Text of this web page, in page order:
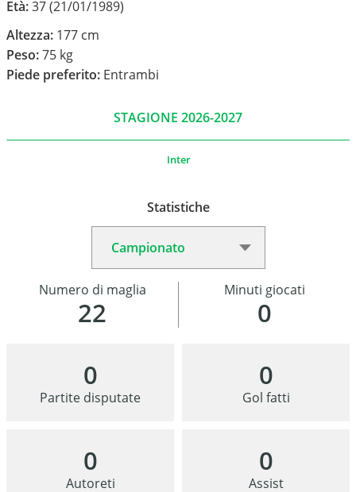
Età:37 (21/01/1989)
Altezza: 177 cm
Peso:75 kg
Piede preferito: Entrambi
STAGIONE 2026-2027
Inter
Statistiche
22
Numero di maglia
0
Minuti giocati
0
Partite disputate
0
Gol fatti
0
Autoreti
0
Assist